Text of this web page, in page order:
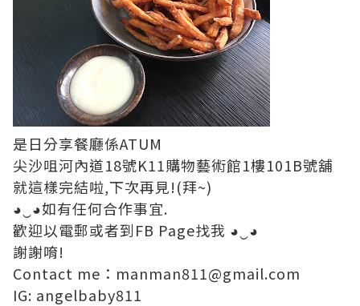
是日分享餐廳係ATUM
尖沙咀河內道18號K11購物藝術館1樓101B號舖
就這樣完結啦,下次再見!(拜~)
◕‿◕如有任何合作事宜.
歡迎以電郵或者到FB Page找我 ◕‿◕
謝謝唷!
Contact me：manman811@gmail.com
IG: angelbaby811